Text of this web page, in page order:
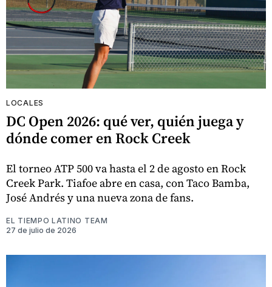
LOCALES
DC Open 2026: qué ver, quién juega y
dónde comer en Rock Creek
El torneo ATP 500 va hasta el 2 de agosto en Rock
Creek Park. Tiafoe abre en casa, con Taco Bamba,
José Andrés y una nueva zona de fans.
EL TIEMPO LATINO TEAM
27 de julio de 2026